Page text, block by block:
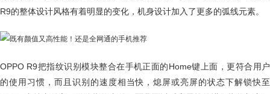
R9的整体设计风格有着明显的变化，机身设计加入了更多的弧线元素。
OPPO R9把指纹识别模块整合在手机正面的Home键上面，更符合用户
的使用习惯，而且识别的速度相当快，熄屏或亮屏的状态下解锁快至